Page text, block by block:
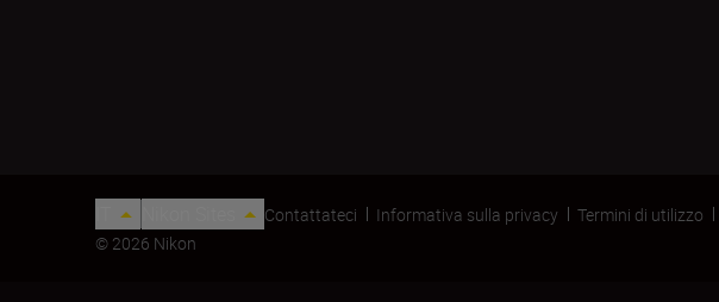
Contattateci Informativa sulla privacy Termini di utilizzo
© 2026 Nikon